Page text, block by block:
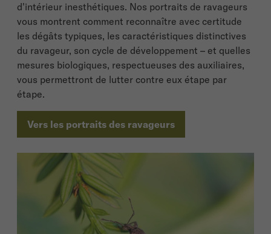
d'intérieur inesthétiques. Nos portraits de ravageurs
vous montrent comment reconnaître avec certitude
les dégâts typiques, les caractéristiques distinctives
du ravageur, son cycle de développement – et quelles
mesures biologiques, respectueuses des auxiliaires,
vous permettront de lutter contre eux étape par
étape.
Vers les portraits des ravageurs